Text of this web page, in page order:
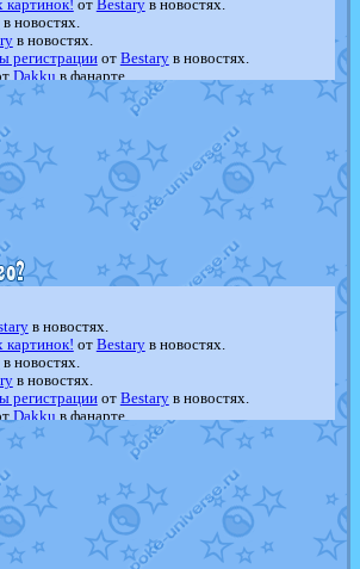
от Bestaryв новостях.
в новостях.
в новостях.
регистрацииот Bestaryв новостях.
Dakku в фанарте.
в фанарте.
в фанарте.
Randomon
в фанарте.
в фанарте.
в фанарте.
в фанарте.
фанарте.
в новостях.
от Bestaryв новостях.
в новостях.
в новостях.
регистрацииот Bestaryв новостях.
Dakku в фанарте.
в фанарте.
в фанарте.
Randomon
в фанарте.
в фанарте.
в фанарте.
фанарте.